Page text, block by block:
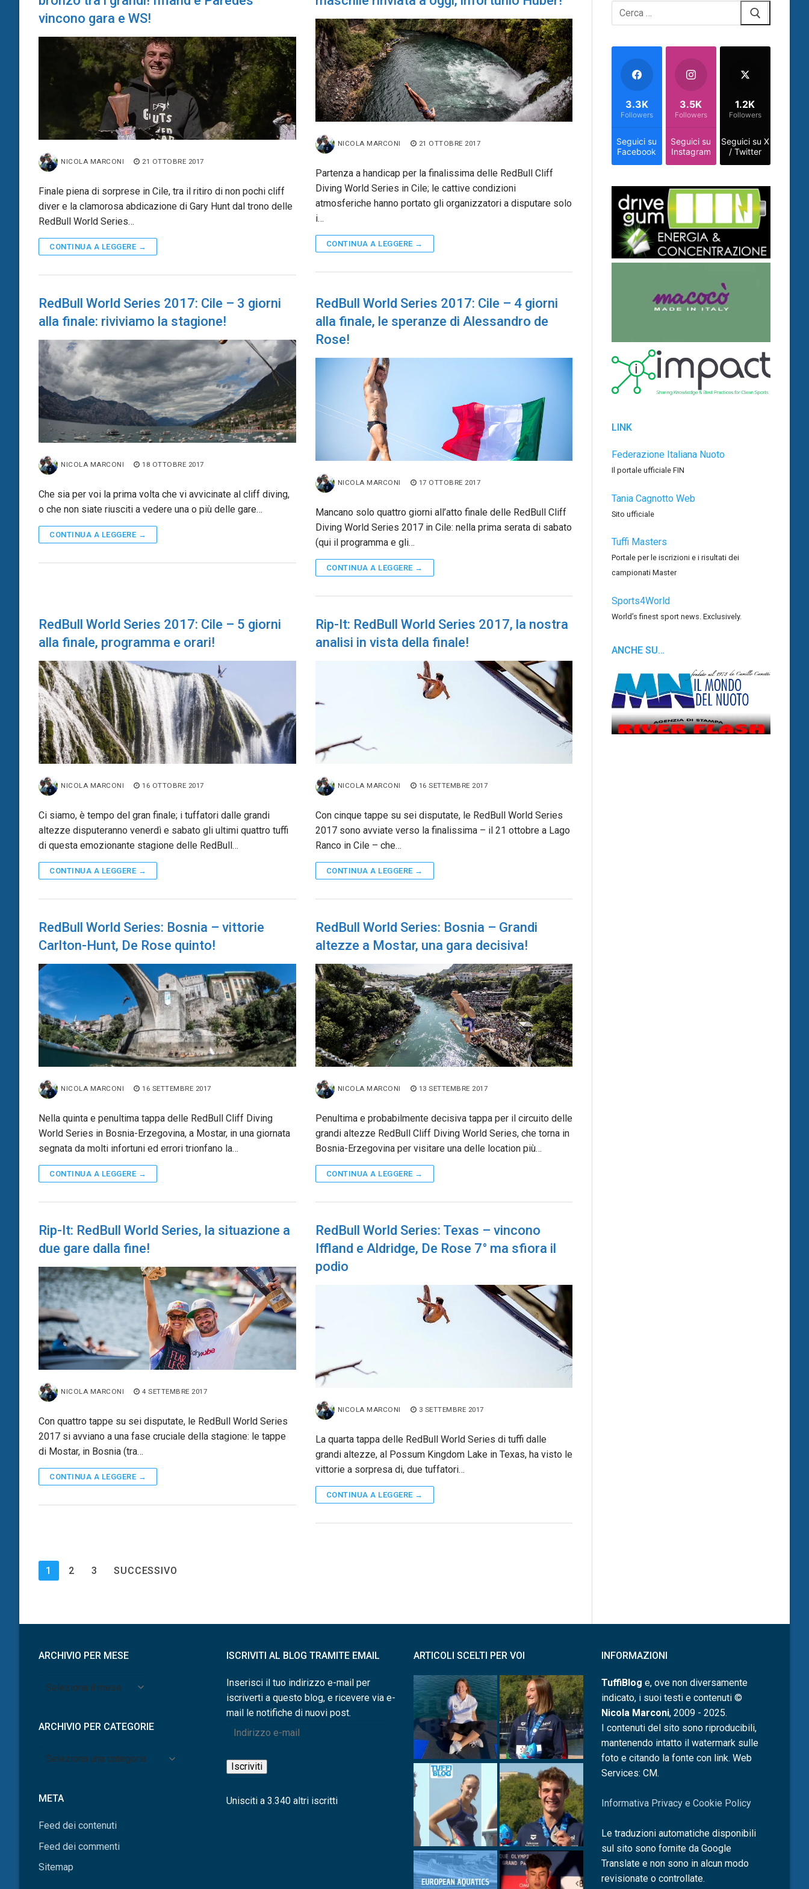
vincono gara e WS!
NICOLA MARCONI 21 OTTOBRE 2017
Finale piena di sorprese in Cile, tra il ritiro di non pochi cliff
diver e la clamorosa abdicazione di Gary Hunt dal trono delle
RedBull World Series…
CONTINUA A LEGGERE →
NICOLA MARCONI 21 OTTOBRE 2017
Partenza a handicap per la finalissima delle RedBull Cliff
Diving World Series in Cile; le cattive condizioni
atmosferiche hanno portato gli organizzatori a disputare solo
i…
CONTINUA A LEGGERE →
RedBull World Series 2017: Cile – 3 giorni
alla finale: riviviamo la stagione!
NICOLA MARCONI 18 OTTOBRE 2017
Che sia per voi la prima volta che vi avvicinate al cliff diving,
o che non siate riusciti a vedere una o più delle gare…
CONTINUA A LEGGERE →
RedBull World Series 2017: Cile – 4 giorni
alla finale, le speranze di Alessandro de
Rose!
NICOLA MARCONI 17 OTTOBRE 2017
Mancano solo quattro giorni all’atto finale delle RedBull Cliff
Diving World Series 2017 in Cile: nella prima serata di sabato
(qui il programma e gli…
CONTINUA A LEGGERE →
RedBull World Series 2017: Cile – 5 giorni
alla finale, programma e orari!
NICOLA MARCONI 16 OTTOBRE 2017
Ci siamo, è tempo del gran finale; i tuffatori dalle grandi
altezze disputeranno venerdì e sabato gli ultimi quattro tuffi
di questa emozionante stagione delle RedBull…
CONTINUA A LEGGERE →
Rip-It: RedBull World Series 2017, la nostra
analisi in vista della finale!
NICOLA MARCONI 16 SETTEMBRE 2017
Con cinque tappe su sei disputate, le RedBull World Series
2017 sono avviate verso la finalissima – il 21 ottobre a Lago
Ranco in Cile – che…
CONTINUA A LEGGERE →
RedBull World Series: Bosnia – vittorie
Carlton-Hunt, De Rose quinto!
NICOLA MARCONI 16 SETTEMBRE 2017
Nella quinta e penultima tappa delle RedBull Cliff Diving
World Series in Bosnia-Erzegovina, a Mostar, in una giornata
segnata da molti infortuni ed errori trionfano la…
CONTINUA A LEGGERE →
RedBull World Series: Bosnia – Grandi
altezze a Mostar, una gara decisiva!
NICOLA MARCONI 13 SETTEMBRE 2017
Penultima e probabilmente decisiva tappa per il circuito delle
grandi altezze RedBull Cliff Diving World Series, che torna in
Bosnia-Erzegovina per visitare una delle location più…
CONTINUA A LEGGERE →
Rip-It: RedBull World Series, la situazione a
due gare dalla fine!
NICOLA MARCONI 4 SETTEMBRE 2017
Con quattro tappe su sei disputate, le RedBull World Series
2017 si avviano a una fase cruciale della stagione: le tappe
di Mostar, in Bosnia (tra…
CONTINUA A LEGGERE →
RedBull World Series: Texas – vincono
Iffland e Aldridge, De Rose 7° ma sfiora il
podio
NICOLA MARCONI 3 SETTEMBRE 2017
La quarta tappa delle RedBull World Series di tuffi dalle
grandi altezze, al Possum Kingdom Lake in Texas, ha visto le
vittorie a sorpresa di, due tuffatori…
CONTINUA A LEGGERE →
Paginazione
1 2 3 SUCCESSIVO
Cerca:
Seguici su
Facebook
3.3K
Followers
Seguici su
Instagram
3.5K
Followers
Seguici su X
/ Twitter
1.2K
Followers
LINK
Federazione Italiana Nuoto
Il portale ufficiale FIN
Tania Cagnotto Web
Sito ufficiale
Tuffi Masters
Portale per le iscrizioni e i risultati dei
campionati Master
Sports4World
World’s finest sport news. Exclusively.
ANCHE SU…
ARCHIVIO PER MESE
Archivio
ARCHIVIO PER CATEGORIE
Archivio
META
Feed dei contenuti
Feed dei commenti
Sitemap
ISCRIVITI AL BLOG TRAMITE EMAIL
Inserisci il tuo indirizzo e-mail per
iscriverti a questo blog, e ricevere via e-
mail le notifiche di nuovi post.
Indirizzo
mail
Iscriviti
Unisciti a 3.340 altri iscritti
ARTICOLI SCELTI PER VOI INFORMAZIONI
TuffiBlog e, ove non diversamente
indicato, i suoi testi e contenuti ©
Nicola Marconi, 2009 - 2025.
I contenuti del sito sono riproducibili,
mantenendo intatto il watermark sulle
foto e citando la fonte con link. Web
Services: CM.
Informativa Privacy e Cookie Policy
Le traduzioni automatiche disponibili
sul sito sono fornite da Google
Translate e non sono in alcun modo
revisionate o controllate.